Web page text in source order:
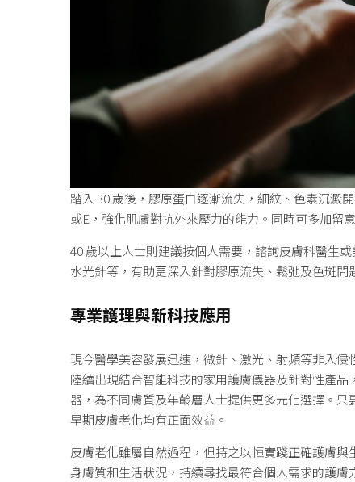
踏入 30 歲後，膠原蛋白逐漸流失，細紋、色素沉澱
或E，強化肌膚對抗外來壓力的能力。同時可多加留
40 歲以上人士則建議按個人需要，諮詢皮膚科醫生
水光針等，有助更深入針對膠原流失、鬆弛及色斑
專業護理與新科技應用
現今醫學美容發展迅速，微針、激光、射頻等非入
陸續出現結合智能科技的家用護膚儀器及針對性產
器，為不同膚質及年齡層人士提供更多元化選擇。
早期皮膚老化均有正面效益。
皮膚老化雖屬自然過程，但持之以恒實踐正確護膚
身膚質和生活狀況，持續尋找最符合個人需求的護